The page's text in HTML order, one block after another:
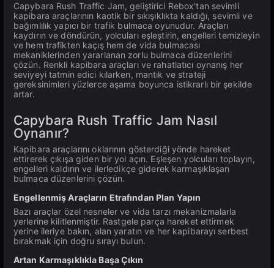
Capybara Rush Traffic Jam, geliştirici Rebox'tan sevimli
kapibara araçlarının kaotik bir sıkışıklıkta kaldığı, sevimli ve
bağımlılık yapıcı bir trafik bulmaca oyunudur. Araçları
kaydırın ve döndürün, yolcuları eşleştirin, engelleri temizleyin
ve hem trafikten kaçış hem de vida bulmacası
mekaniklerinden yararlanan zorlu bulmaca düzenlerini
çözün. Renkli kapibara araçları ve rahatlatıcı oynanış her
seviyeyi tatmin edici kılarken, mantık ve strateji
gereksinimleri yüzlerce aşama boyunca istikrarlı bir şekilde
artar.
Capybara Rush Traffic Jam Nasıl
Oynanır?
Kapibara araçlarını oklarının gösterdiği yönde hareket
ettirerek çıkışa giden bir yol açın. Eşleşen yolcuları toplayın,
engelleri kaldırın ve ilerledikçe giderek karmaşıklaşan
bulmaca düzenlerini çözün.
Engellenmiş Araçların Etrafından Plan Yapın
Bazı araçlar özel nesneler ve vida tarzı mekanizmalarla
yerlerine kilitlenmiştir. Rastgele parça hareket ettirmek
yerine ileriye bakın, alan yaratın ve her kapibarayı serbest
bırakmak için doğru sırayı bulun.
Artan Karmaşıklıkla Başa Çıkın